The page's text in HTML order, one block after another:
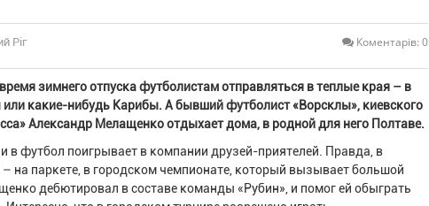
Ріг Коментарів: 0
зимнего отпуска футболистам отправляться в теплые края – в
какие-нибудь Карибы. А бывший футболист «Ворсклы», киевского
Александр Мелащенко отдыхает дома, в родной для него Полтаве.
в футбол поигрывает в компании друзей-приятелей. Правда, в
на паркете, в городском чемпионате, который вызывает большой
дебютировал в составе команды «Рубин», и помог ей обыграть